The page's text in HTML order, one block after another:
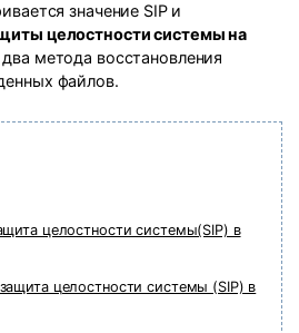
значение SIP и
целостности системы на
метода восстановления
файлов.
целостности системы(SIP) в
целостности системы (SIP) в